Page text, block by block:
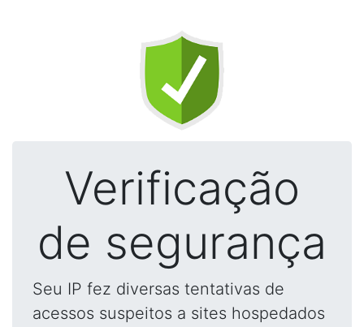
Verificação
de segurança
Seu IP fez diversas tentativas de
acessos suspeitos a sites hospedados